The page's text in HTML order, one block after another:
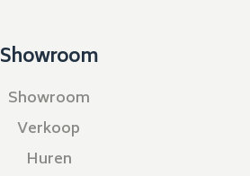
Showroom
Showroom
Verkoop
Huren